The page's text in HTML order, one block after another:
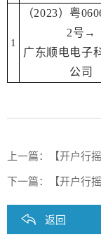
1
（2023）粤
2号→
广东顺电电子
公司
上一篇：
【开户行摇珠】
下一篇：
【开户行摇
返回